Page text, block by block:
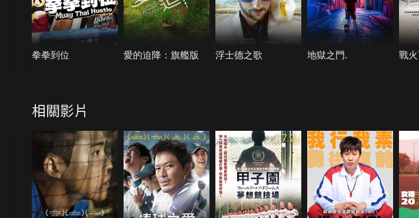
拳拳到位 愛的迫降：旗艦版 浮士德之歌 地獄之門. 戰
相關影片
7.2